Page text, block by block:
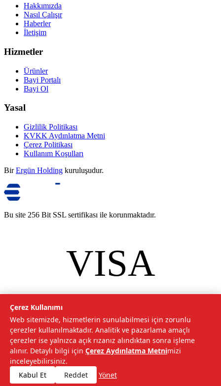
Hakkımızda
Nasıl Çalışır
Haberler
İletişim
Hizmetler
Ürünler
Bayi Portalı
Bayi Ol
Yasal
Gizlilik Politikası
KVKK Aydınlatma Metni
Çerez Politikası
Kullanım Koşulları
Bir Ergün Holding kuruluşudur.
Bu site 256 Bit SSL sertifikası ile korunmaktadır.
VISA
mastercard
2026Tarımcom Tarım ve Teknoloji A.Ş. Tüm hakları saklıdır.